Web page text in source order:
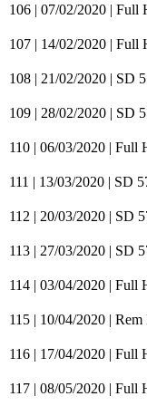
106 | 07/02/2020 | Full
107 | 14/02/2020 | Full
108 | 21/02/2020 | SD
109 | 28/02/2020 | SD
110 | 06/03/2020 | Full
111 | 13/03/2020 | SD
112 | 20/03/2020 | SD
113 | 27/03/2020 | SD
114 | 03/04/2020 | Full
115 | 10/04/2020 |
116 | 17/04/2020 | Full
117 | 08/05/2020 | Full